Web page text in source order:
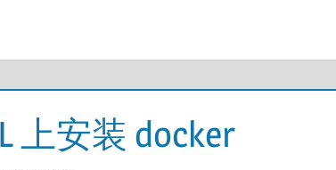
上安装 docker